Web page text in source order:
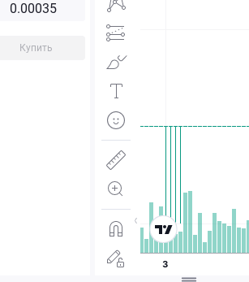
0.00035
Купить